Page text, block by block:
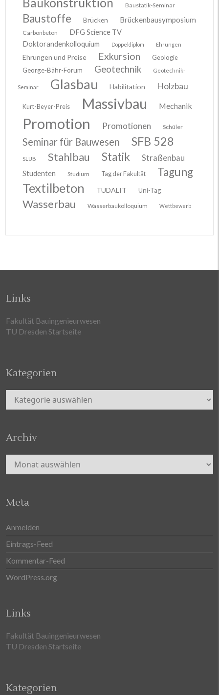
Baustatik-Seminar
Baustoffe Brücken Brückenbausymposium
Carbonbeton
DFG Science TV
Doktorandenkolloquium
Doppeldiplom Ehrungen
Ehrungen und Preise Exkursion
Geologie
George-Bähr-Forum
Geotechnik Geotechnik-
Seminar Glasbau Habilitation Holzbau
Kurt-Beyer-Preis Massivbau Mechanik
Promotion Promotionen Schüler
Seminar für Bauwesen SFB 528
SLUB Stahlbau Statik Straßenbau
Studenten Studium Tag der Fakultät Tagung
Textilbeton TUDALIT Uni-Tag
Wasserbau Wasserbaukolloquium Wettbewerb
Links
Fakultät Bauingenieurwesen
TU Dresden Startseite
Kategorien
Kategorien
Archiv
Archiv
Meta
Anmelden
Eintrags-Feed
Kommentar-Feed
WordPress.org
Links
Fakultät Bauingenieurwesen
TU Dresden Startseite
Kategorien